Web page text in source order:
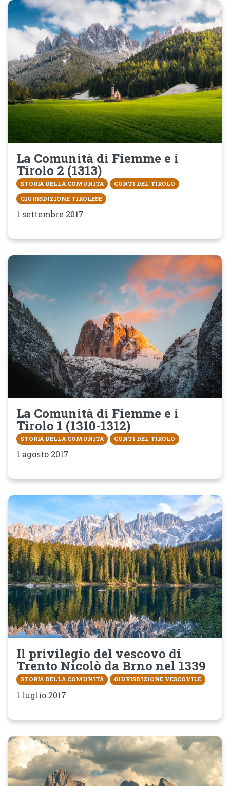
La Comunità di Fiemme e i
Tirolo 2 (1313)
STORIA DELLA COMUNITÀ
CONTI DEL TIROLO
GIURISDIZIONE TIROLESE
1 settembre 2017
La Comunità di Fiemme e i
Tirolo 1 (1310-1312)
STORIA DELLA COMUNITÀ CONTI DEL TIROLO
1 agosto 2017
Il privilegio del vescovo di
Trento Nicolò da Brno nel 1339
STORIA DELLA COMUNITÀ GIURISDIZIONE VESCOVILE
1 luglio 2017